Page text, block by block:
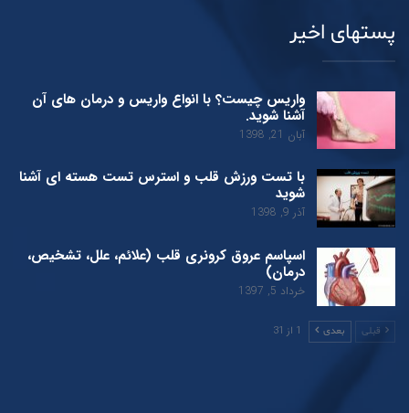
پستهای اخیر
واریس چیست؟ با انواع واریس و درمان های آن
آشنا شوید.
آبان 21, 1398
با تست ورزش قلب و استرس تست هسته ای آشنا
شوید
آذر 9, 1398
اسپاسم عروق کرونری قلب (علائم، علل، تشخیص،
درمان)
خرداد 5, 1397
قبلی بعدی 1 از 31